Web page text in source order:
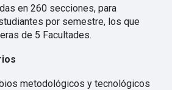
en 260 secciones, para
por semestre, los que
de 5 Facultades.
metodológicos y tecnológicos